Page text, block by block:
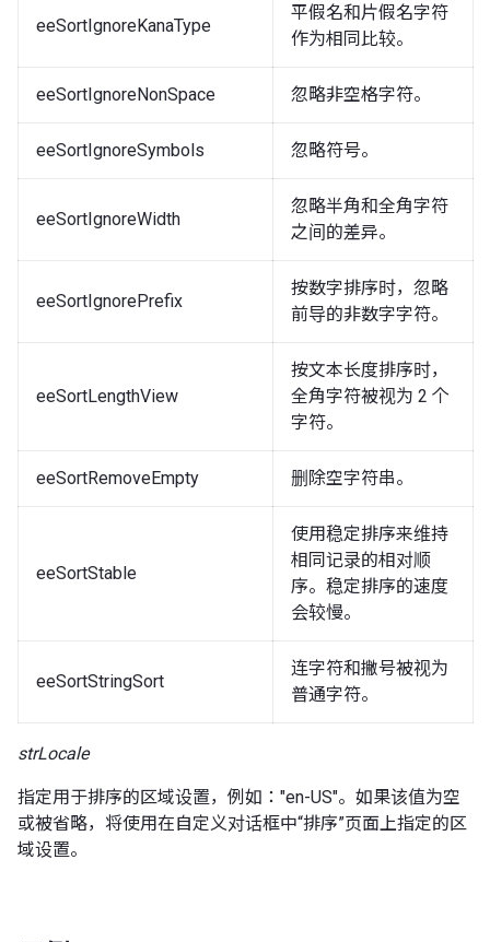
eeSortIgnoreKanaType
平假名和片假名字符
作为相同比较。
eeSortIgnoreNonSpace 忽略非空格字符。
eeSortIgnoreSymbols 忽略符号。
eeSortIgnoreWidth
忽略半角和全角字符
之间的差异。
eeSortIgnorePrefix
按数字排序时，忽略
前导的非数字字符。
eeSortLengthView
按文本长度排序时，
全角字符被视为 2 个
字符。
eeSortRemoveEmpty 删除空字符串。
eeSortStable
使用稳定排序来维持
相同记录的相对顺
序。稳定排序的速度
会较慢。
eeSortStringSort
连字符和撇号被视为
普通字符。
strLocale
指定用于排序的区域设置，例如："en-US"。如果该值为空
或被省略，将使用在自定义对话框中“排序”页面上指定的区
域设置。